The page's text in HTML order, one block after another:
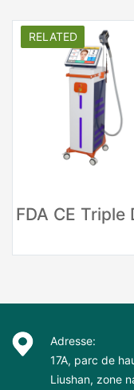
RELATED
Adresse:
17A, parc de
Liushan, zone